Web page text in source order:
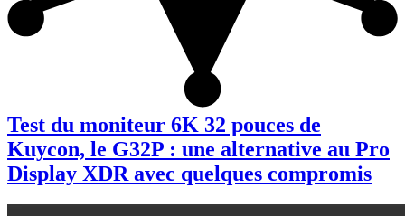
Test du moniteur 6K 32 pouces de
Kuycon, le G32P : une alternative au Pro
Display XDR avec quelques compromis